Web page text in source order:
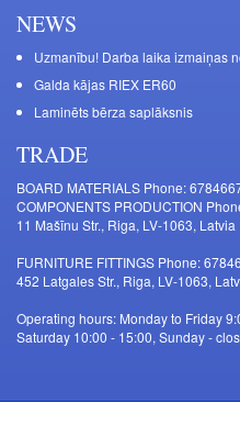
NEWS
Uzmanību! Darba laika izmaiņas
Galda kājas RIEX ER60
Laminēts bērza saplāksnis
TRADE
BOARD MATERIALS Phone:
COMPONENTS PRODUCTION
11 Mašīnu Str., Riga, LV-1063, Latvia
FURNITURE FITTINGS Phone:
452 Latgales Str., Riga, LV-1063,
Operating hours: Monday to Friday
Saturday 10:00 - 15:00, Sunday -